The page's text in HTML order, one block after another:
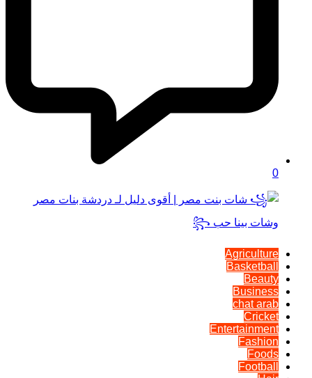
0
Agriculture
Basketball
Beauty
Business
chat arab
Cricket
Entertainment
Fashion
Foods
Football